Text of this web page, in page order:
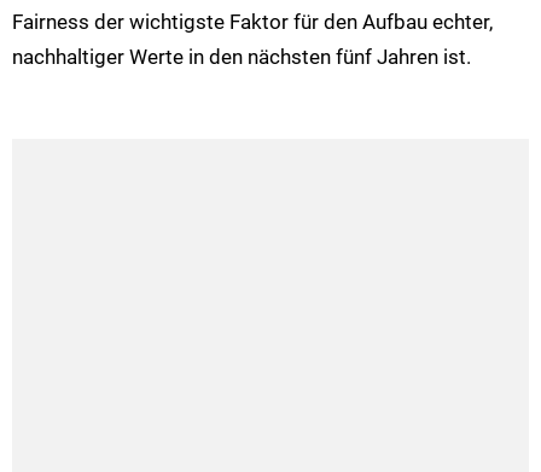
Fairness der wichtigste Faktor für den Aufbau echter,
nachhaltiger Werte in den nächsten fünf Jahren ist.